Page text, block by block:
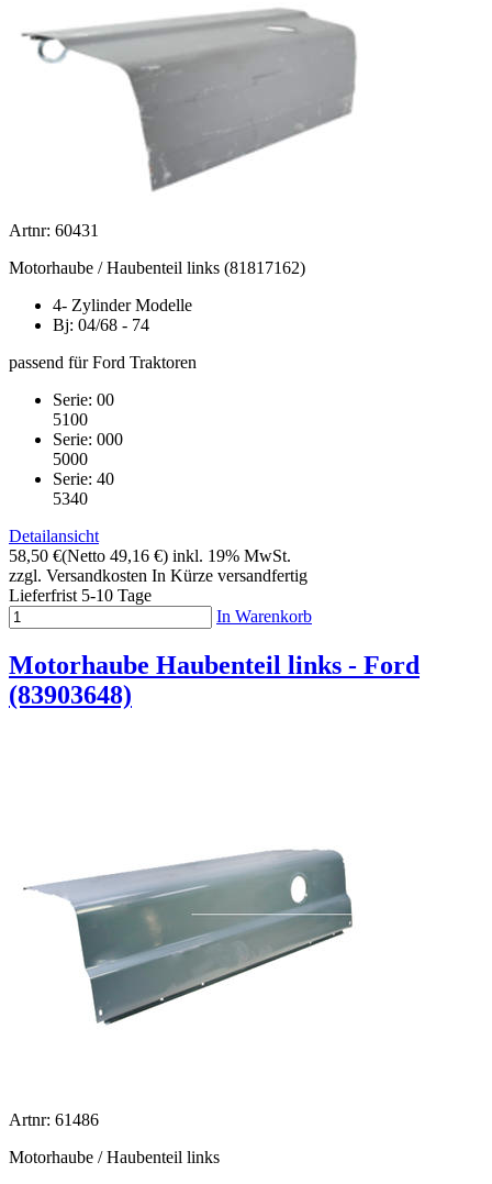
Artnr: 60431
Motorhaube / Haubenteil links (81817162)
4- Zylinder Modelle
Bj: 04/68 - 74
passend für Ford Traktoren
Serie: 00
5100
Serie: 000
5000
Serie: 40
5340
Detailansicht
58,50 €(Netto 49,16 €) inkl. 19% MwSt.
zzgl. Versandkosten In Kürze versandfertig
Lieferfrist 5-10 Tage
In Warenkorb
Motorhaube Haubenteil links - Ford
(83903648)
Artnr: 61486
Motorhaube / Haubenteil links